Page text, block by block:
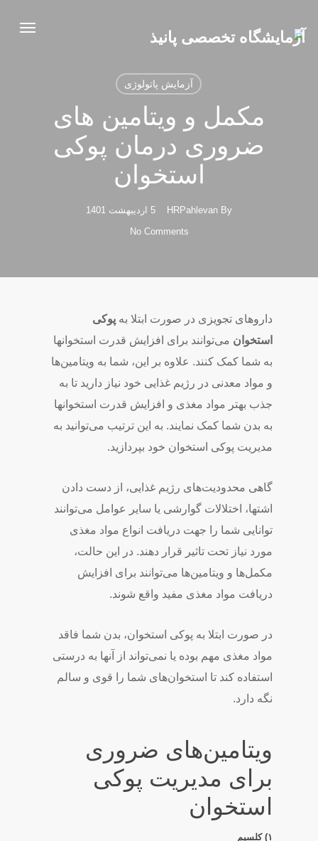
Menu
آزمایش پاتولوژی
مکمل و ویتامین های
ضروری درمان پوکی
استخوان
By
HRPahlevan
5 اردیبهشت 1401
No Comments
داروهای تجویزی در صورت ابتلا به پوکی
استخوان می‌­توانند برای افزایش قدرت استخوان­ها
به شما کمک کنند. علاوه بر این، شما به ویتامین­‌ها
و مواد معدنی در رژیم غذایی خود نیاز دارید تا به
جذب بهتر مواد مغذی و افزایش قدرت استخوان­ها
به بدن شما کمک نمایند. به این ترتیب می‌توانید به
مدیریت پوکی استخوان خود بپردازید.
گاهی محدودیت­‌های رژیم غذایی، از دست دادن
اشتها، اختلالات گوارشی یا سایر عوامل می­‌توانند
توانایی شما را جهت دریافت انواع مواد مغذی
مورد نیاز تحت تاثیر قرار دهند. در این حالت،
مکمل­‌ها و ویتامین­‌ها می­‌توانند برای افزایش
دریافت مواد مغذی مفید واقع شوند.
در صورت ابتلا به پوکی استخوان، بدن شما فاقد
مواد مغذی مهم بوده یا نمی‌­تواند از آن­ها به درستی
استفاده کند تا استخوان­‌های شما را قوی و سالم
نگه دارد.
ویتامین‌های ضروری
برای مدیریت پوکی
استخوان
۱) کلسیم